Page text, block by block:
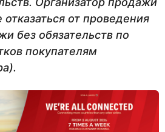
от проведения
без обязательств по
покупателям